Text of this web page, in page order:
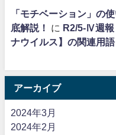
「モチベーション」の
底解説！
に R2/5-Ⅳ週報
ナウイルス】の関連用
アーカイブ
2024年3月
2024年2月